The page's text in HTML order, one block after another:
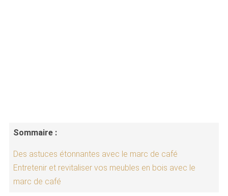
Sommaire :
Des astuces étonnantes avec le marc de café
Entretenir et revitaliser vos meubles en bois avec le
marc de café